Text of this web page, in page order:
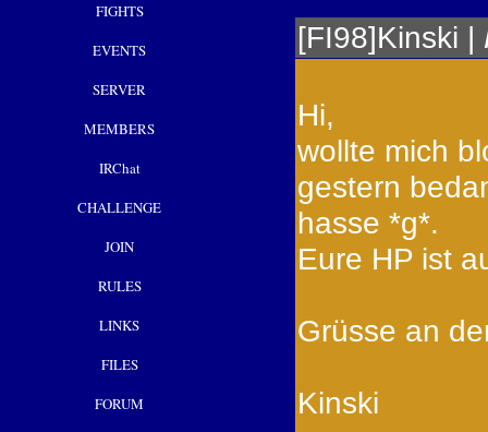
FIGHTS
EVENTS
SERVER
MEMBERS
IRChat
CHALLENGE
JOIN
RULES
LINKS
FILES
FORUM
[FI98]Kinski |
Hi,
wollte mich
gestern
hasse *g*.
Eure HP ist
Grüsse an
Kinski